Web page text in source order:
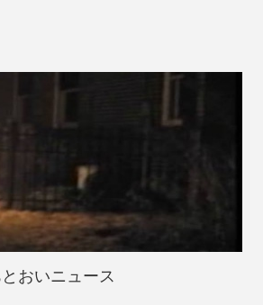
おいニュース